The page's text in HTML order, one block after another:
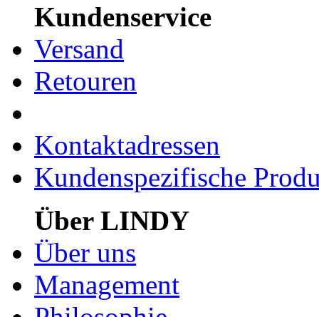
Kundenservice
Versand
Retouren
Kontaktadressen
Kundenspezifische
Über LINDY
Über uns
Management